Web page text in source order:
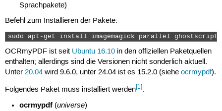
Sprachpakete)
Befehl zum Installieren der Pakete:
sudo apt-get install imagemagick parallel
OCRmyPDF ist seit Ubuntu 16.10in den offiziellen Paketquellen
enthalten; allerdings sind die Versionen nicht sonderlich aktuell.
Unter 20.04wird 9.6.0, unter 24.04 ist es 15.2.0 (siehe ocrmypdf).
Folgendes Paket muss installiert werden[1]:
ocrmypdf (universe)